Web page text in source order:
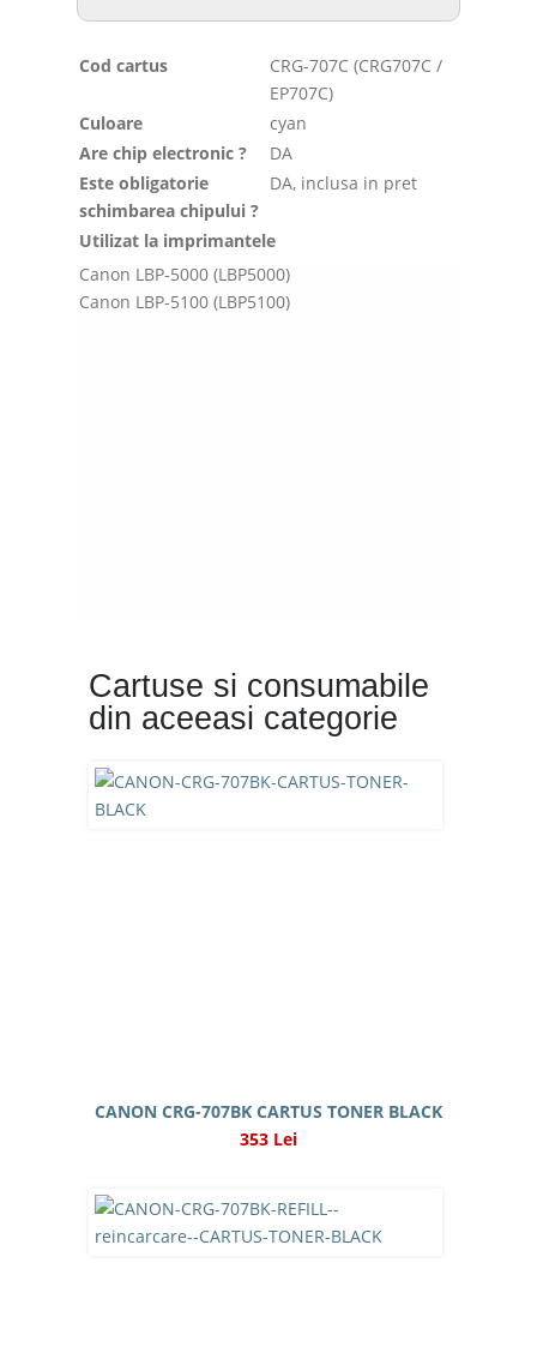
Cod cartus
CRG-707C (CRG707C /
EP707C)
Culoare
cyan
Are chip electronic ?
DA
Este obligatorie
schimbarea chipului ?
DA, inclusa in pret
Utilizat la imprimantele
Canon LBP-5000 (LBP5000)
Canon LBP-5100 (LBP5100)
Cartuse si consumabile
din aceeasi categorie
CANON CRG-707BK CARTUS TONER BLACK
353 Lei